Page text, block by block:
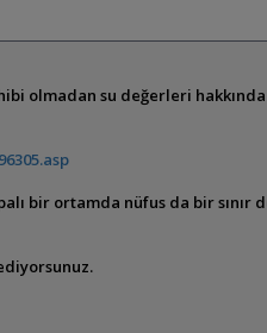
olmadan su değerleri
bir ortamda nüfus da bir sınır